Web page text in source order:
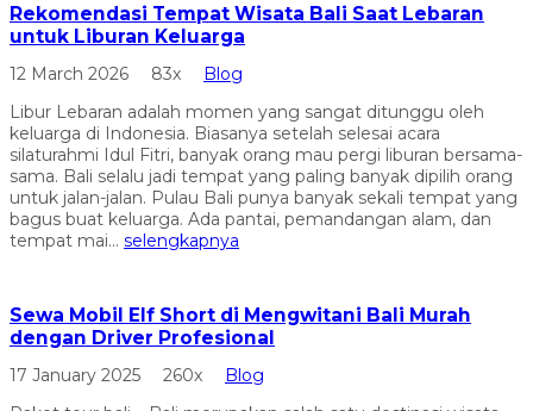
Rekomendasi Tempat Wisata Bali Saat Lebaran
untuk Liburan Keluarga
12 March 2026 83x
Blog
Libur Lebaran adalah momen yang sangat ditunggu oleh
keluarga di Indonesia. Biasanya setelah selesai acara
silaturahmi Idul Fitri, banyak orang mau pergi liburan bersama-
sama. Bali selalu jadi tempat yang paling banyak dipilih orang
untuk jalan-jalan. Pulau Bali punya banyak sekali tempat yang
bagus buat keluarga. Ada pantai, pemandangan alam, dan
tempat mai... selengkapnya
Sewa Mobil Elf Short di Mengwitani Bali Murah
dengan Driver Profesional
17 January 2025 260x
Blog